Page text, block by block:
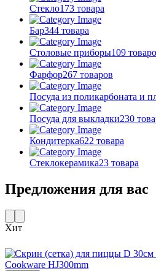
Стекло173 товара
Бар344 товара
Столовые приборы109
Фарфор267 товаров
Посуда из поликарбоната и
Посуда для выкладки230
Кондитерка622 товара
Стеклокерамика23 товара
Предложения для вас
Хит